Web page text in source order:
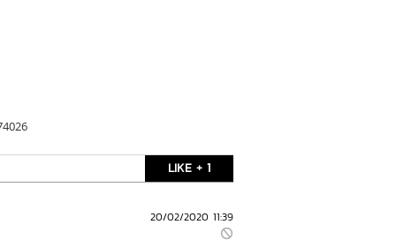
LIKE + 1
20/02/2020 11:39